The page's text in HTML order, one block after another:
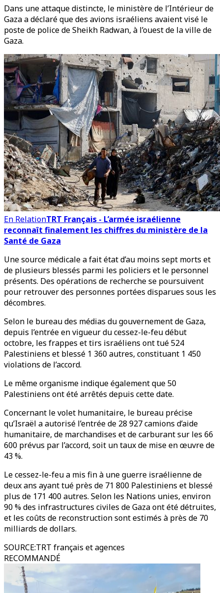
Dans une attaque distincte, le ministère de l’Intérieur de
Gaza a déclaré que des avions israéliens avaient visé le
poste de police de Sheikh Radwan, à l’ouest de la ville de
Gaza.
En RelationTRT Français - L’armée israélienne
reconnaît finalement les chiffres du ministère de la
Santé de Gaza
Une source médicale a fait état d’au moins sept morts et
de plusieurs blessés parmi les policiers et le personnel
présents. Des opérations de recherche se poursuivent
pour retrouver des personnes portées disparues sous les
décombres.
Selon le bureau des médias du gouvernement de Gaza,
depuis l’entrée en vigueur du cessez-le-feu début
octobre, les frappes et tirs israéliens ont tué 524
Palestiniens et blessé 1 360 autres, constituant 1 450
violations de l’accord.
Le même organisme indique également que 50
Palestiniens ont été arrêtés depuis cette date.
Concernant le volet humanitaire, le bureau précise
qu’Israël a autorisé l’entrée de 28 927 camions d’aide
humanitaire, de marchandises et de carburant sur les 66
600 prévus par l’accord, soit un taux de mise en œuvre de
43 %.
Le cessez-le-feu a mis fin à une guerre israélienne de
deux ans ayant tué près de 71 800 Palestiniens et blessé
plus de 171 400 autres. Selon les Nations unies, environ
90 % des infrastructures civiles de Gaza ont été détruites,
et les coûts de reconstruction sont estimés à près de 70
milliards de dollars.
SOURCE:TRT français et agences
RECOMMANDÉ